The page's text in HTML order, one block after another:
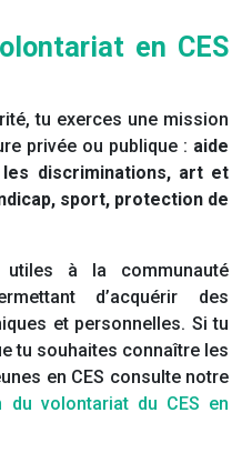
en CES
tu exerces une mission
privée ou publique : aide
discriminations, art et
sport, protection de
à la communauté
d’acquérir des
et personnelles. Si tu
tu souhaites connaître les
en CES consulte notre
du volontariat du CES en